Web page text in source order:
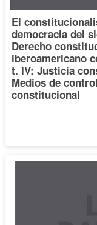
El
democracia del
Derecho
iberoamericano
t. IV: Justicia
Medios de control
constitucional